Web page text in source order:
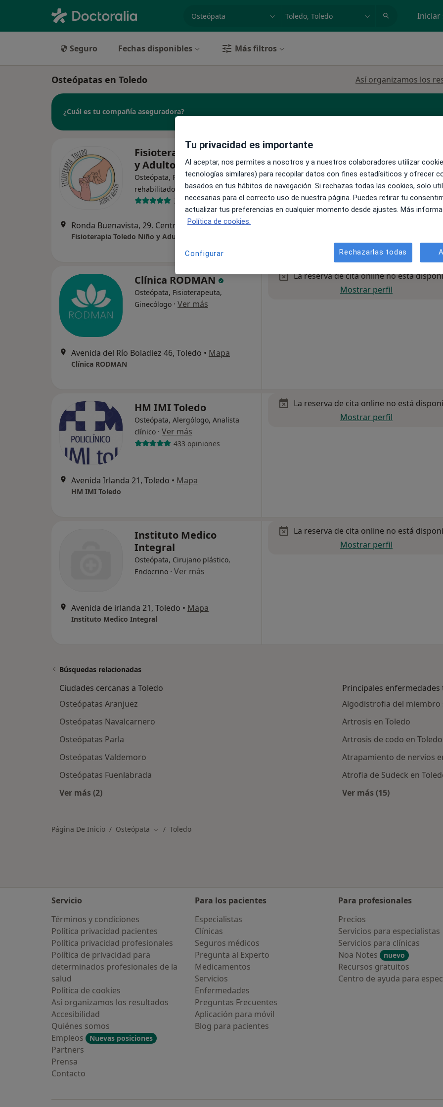
especialidad, enfermedad o nombre Iniciar
Seguro Fechas disponibles Más filtros
Osteópatas en Toledo Así organizamos los
¿Cuál es tu compañía aseguradora?
Fisioterapia Toledo Niño
y Adulto
Osteópata, Fisioterapeuta, Médico
rehabilitador
Ver más
73 opiniones
Ronda Buenavista, 29. Centro comercial. Planta baja. Local 3b, Toledo •Mapa
Fisioterapia Toledo Niño y Adulto
La reserva de cita online no está
Mostrar perfil
Clínica RODMAN
Osteópata, Fisioterapeuta,
Ginecólogo · Ver más
Avenida del Río Boladiez 46, Toledo • Mapa
Clínica RODMAN
La reserva de cita online no está
Mostrar perfil
HM IMI Toledo
Osteópata, Alergólogo, Analista
clínico · Ver más
433 opiniones
Avenida Irlanda 21, Toledo • Mapa
HM IMI Toledo
La reserva de cita online no está
Mostrar perfil
Instituto Medico
Integral
Osteópata, Cirujano plástico,
Endocrino · Ver más
Avenida de irlanda 21, Toledo • Mapa
Instituto Medico Integral
La reserva de cita online no está
Mostrar perfil
Búsquedas relacionadas
Ciudades cercanas a Toledo
Osteópatas Aranjuez
Osteópatas Navalcarnero
Osteópatas Parla
Osteópatas Valdemoro
Osteópatas Fuenlabrada
Ver más (2)
Principales
Algodistrofia del miembro
Artrosis en Toledo
Artrosis de codo en Toledo
Atrapamiento de nervios
Atrofia de Sudeck en
Ver más (15)
Página De Inicio Osteópata Cambiar de ciudad
Toledo
Servicio
Términos y condiciones
Política privacidad pacientes
Política privacidad profesionales
Política de privacidad para
determinados profesionales de la
salud
Política de cookies
Así organizamos los resultados
Accesibilidad
Quiénes somos
Empleos
Nuevas posiciones
Partners
Prensa
Contacto
Para los pacientes
Especialistas
Clínicas
Seguros médicos
Pregunta al Experto
Medicamentos
Servicios
Enfermedades
Preguntas Frecuentes
Aplicación para móvil
Blog para pacientes
Para profesionales
Precios
Servicios para especialistas
Servicios para clínicas
Noa Notes
nuevo
Recursos gratuitos
Centro de ayuda para
Tu privacidad es importante
Al aceptar, nos permites a nosotros y a nuestros colaboradores utilizar
tecnologías similares) para recopilar datos con fines estadísiticos y ofrecer
basados en tus hábitos de navegación. Si rechazas todas las cookies, solo
necesarias para el correcto uso de nuestra página. Puedes retirar tu
actualizar tus preferencias en cualquier momento desde ajustes. Más
Política de cookies.
Configurar Rechazarlas todas